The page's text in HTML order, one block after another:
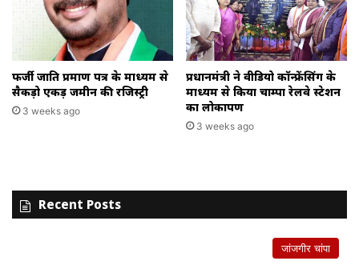
फर्जी जाति प्रमाण पत्र के माध्यम से
सैकड़ो एकड़ जमीन की रजिस्ट्री
3 weeks ago
प्रधानमंत्री ने वीडियो कॉन्फ्रेंसिंग के
माध्यम से किया चाम्पा रेलवे स्टेशन
का लोकार्पण
3 weeks ago
Recent Posts
जांजगीर चांपा